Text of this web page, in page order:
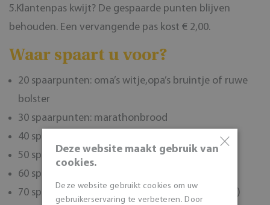
5.Klantenpas kwijt? De gespaarde punten blijven
behouden. Een vervangende pas kost € 2,00.
Waar spaart u voor?
20 spaarpunten: oma’s witje,opa’s bruintje of ruwe
bolster
30 spaarpunten: marathonbrood
40 spaarpunten: ontbijtkoek
50 spaarpunten: pakje 10 bergse koeken
60 spaarpunten: bergse turf
70 spaarpunten: slagroomstammetje (5 á 6 pers.)
×
Deze website maakt gebruik van
cookies.
Deze website gebruikt cookies om uw
gebruikerservaring te verbeteren. Door